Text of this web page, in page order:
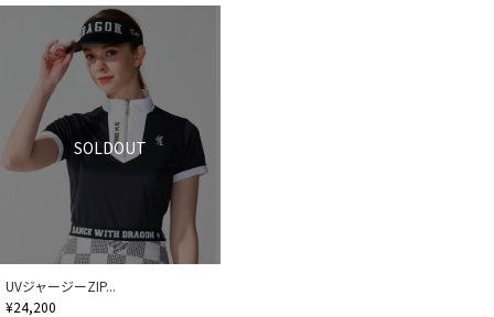
SOLDOUT
UVジャージーZIP...
¥24,200